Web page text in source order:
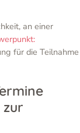
an einer
für die Teilnahme